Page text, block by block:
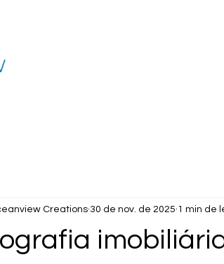
Creations 30 de nov. de 2025 1 min de